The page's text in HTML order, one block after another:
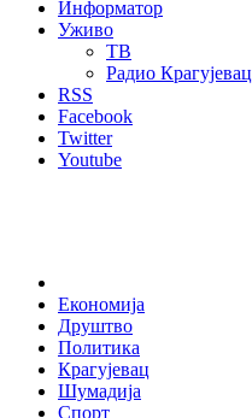
Информатор
Уживо
ТВ
Радио Крагујевац
RSS
Facebook
Twitter
Youtube
Економија
Друштво
Политика
Крагујевац
Шумадија
Спорт